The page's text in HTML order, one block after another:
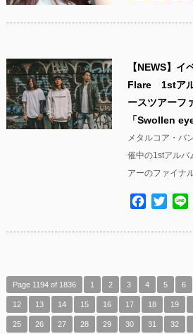
【NEWS】
Flare 1stア
ースツアーフ
「Swollen
メタルコア・バ
催中の1stアルバ
アーのファイ
Facebook
Page 1194 of 1836 1 2 3 4 5 6
12 13 14 15 16 17 18 19
25 26 27 28 29 30 31 32